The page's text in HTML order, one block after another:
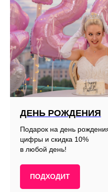
ДЕНЬ РОЖДЕНИЯ
Подарок на день
цифры и скидка 10%
в любой день!
ПОДХОДИТ